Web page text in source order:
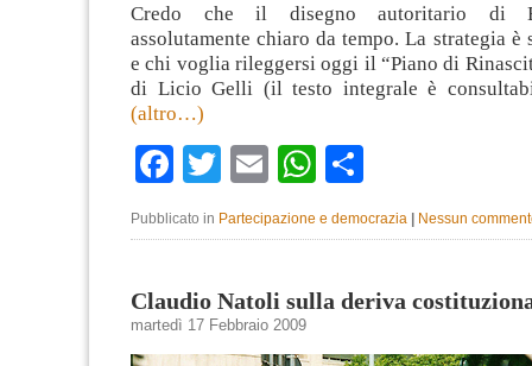
Credo che il disegno autoritario di
assolutamente chiaro da tempo. La strategia è
e chi voglia rileggersi oggi il “Piano di
di Licio Gelli (il testo integrale è
(altro…)
Facebook
TwitterEmailWhatsApp
Pubblicato in Partecipazione e democrazia | Nessun
Claudio Natoli sulla deriva
martedì 17 Febbraio 2009